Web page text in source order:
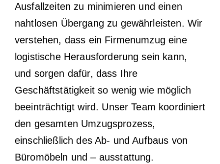
Ausfallzeiten zu minimieren und einen
nahtlosen Übergang zu gewährleisten. Wir
verstehen, dass ein Firmenumzug eine
logistische Herausforderung sein kann,
und sorgen dafür, dass Ihre
Geschäftstätigkeit so wenig wie möglich
beeinträchtigt wird. Unser Team koordiniert
den gesamten Umzugsprozess,
einschließlich des Ab- und Aufbaus von
Büromöbeln und – ausstattung.